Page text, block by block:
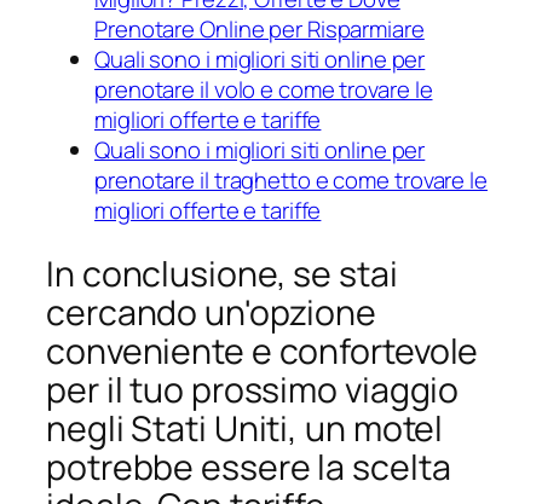
Prenotare Online per Risparmiare
Quali sono i migliori siti online per
prenotare il volo e come trovare le
migliori offerte e tariffe
Quali sono i migliori siti online per
prenotare il traghetto e come trovare le
migliori offerte e tariffe
In conclusione, se stai
cercando un'opzione
conveniente e confortevole
per il tuo prossimo viaggio
negli Stati Uniti, un motel
potrebbe essere la scelta